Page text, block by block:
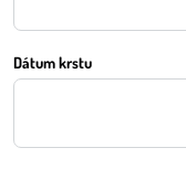
Dátum krstu